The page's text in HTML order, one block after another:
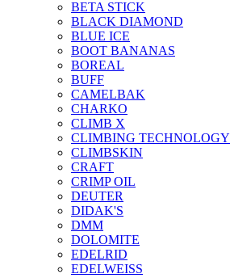
BETA STICK
BLACK DIAMOND
BLUE ICE
BOOT BANANAS
BOREAL
BUFF
CAMELBAK
CHARKO
CLIMB X
CLIMBING TECHNOLOGY
CLIMBSKIN
CRAFT
CRIMP OIL
DEUTER
DIDAK'S
DMM
DOLOMITE
EDELRID
EDELWEISS